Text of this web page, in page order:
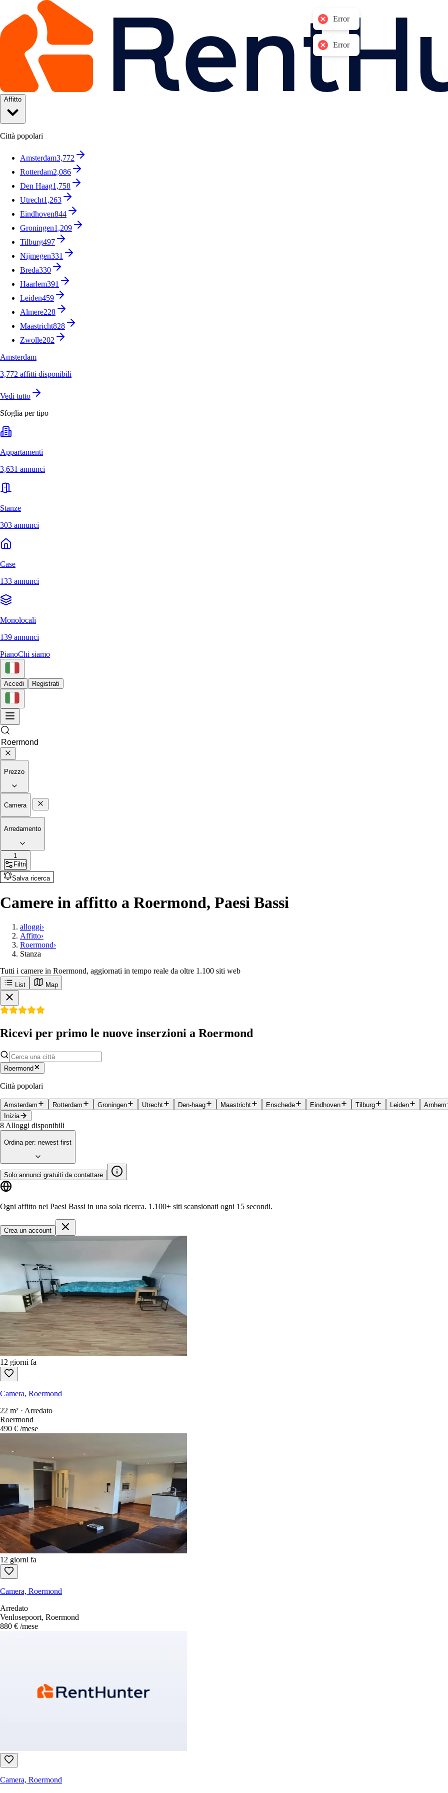
Affitto
Città popolari
Amsterdam3,772
Rotterdam2,086
Den Haag1,758
Utrecht1,263
Eindhoven844
Groningen1,209
Tilburg497
Nijmegen331
Breda330
Haarlem391
Leiden459
Almere228
Maastricht828
Zwolle202
Amsterdam
3,772 affitti disponibili
Vedi tutto
Sfoglia per tipo
Appartamenti
3,631 annunci
Stanze
303 annunci
Case
133 annunci
Monolocali
139 annunci
PianoChi siamo
Accedi Registrati
Prezzo
Camera
Arredamento
1
Filtri
Salva ricerca
Camere in affitto a Roermond, Paesi Bassi
alloggi›
Affitto›
Roermond›
Stanza
Tutti i camere in Roermond, aggiornati in tempo reale da oltre 1.100 siti web
List Map
Ricevi per primo le nuove inserzioni a Roermond
Roermond
Città popolari
Amsterdam Rotterdam Groningen Utrecht Den-haag Maastricht Enschede Eindhoven Tilburg Leiden Arnhem
Inizia
8 Alloggi disponibili
Ordina per: newest first
Solo annunci gratuiti da contattare
Ogni affitto nei Paesi Bassi in una sola ricerca. 1.100+ siti scansionati ogni 15 secondi.
Crea un account
12 giorni fa
Camera, Roermond
22 m² · Arredato
Roermond
490 € /mese
12 giorni fa
Camera, Roermond
Arredato
Venlosepoort, Roermond
880 € /mese
Camera, Roermond
Error